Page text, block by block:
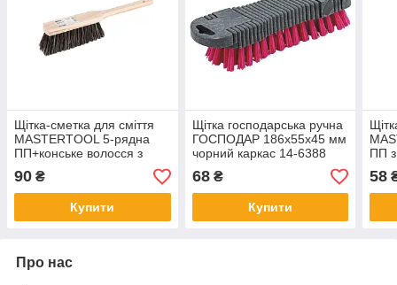
Щітка-сметка для сміття
MASTERTOOL 5-рядна
ПП+конське волосся з
дерев'яною ручкою
360х40х80 мм 14-6363
90 ₴
Купити
Щітка господарська ручна
ГОСПОДАР 186х55х45 мм
чорний каркас 14-6388
68₴
Купити
ПП
58
Про нас